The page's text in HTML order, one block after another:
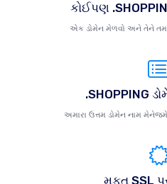
કોઈપણ
એક ડોમેન મેળવો અને તેને
.SHOPPING
અમારા ઉત્તમ ડોમેન નામ
મફત SSL